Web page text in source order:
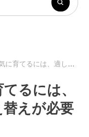
、適した土作りと植え替えが必要です
るには、
えが必要